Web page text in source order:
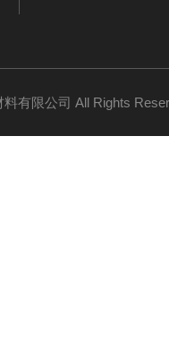
料有限公司 All Rights